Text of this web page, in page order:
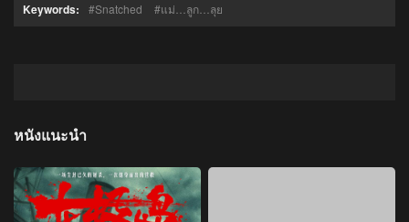
Keywords: Snatched แม่…ลูก…ลุย
หนังแนะนำ